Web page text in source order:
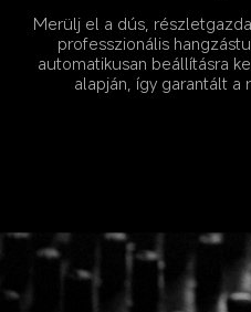
Merülj el a dús,
professzionális
automatikusan beállításra
alapján, így garantált a